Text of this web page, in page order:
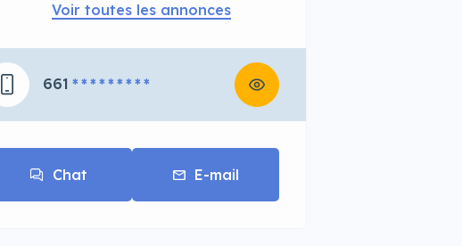
Voir toutes les annonces
661 * * * * * * * * *
Chat E-mail